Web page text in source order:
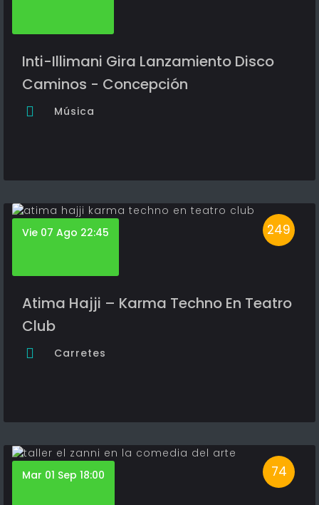
Inti-Illimani Gira Lanzamiento Disco
Caminos - Concepción
Música
249
Vie 07 Ago 22:45
Atima Hajji – Karma Techno En Teatro
Club
Carretes
74
Mar 01 Sep 18:00